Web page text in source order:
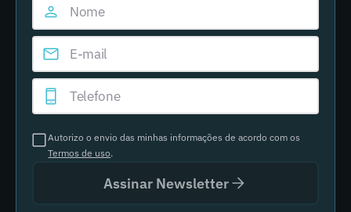
Autorizo o envio das minhas informações de acordo com os
Termos de uso.
Assinar Newsletter